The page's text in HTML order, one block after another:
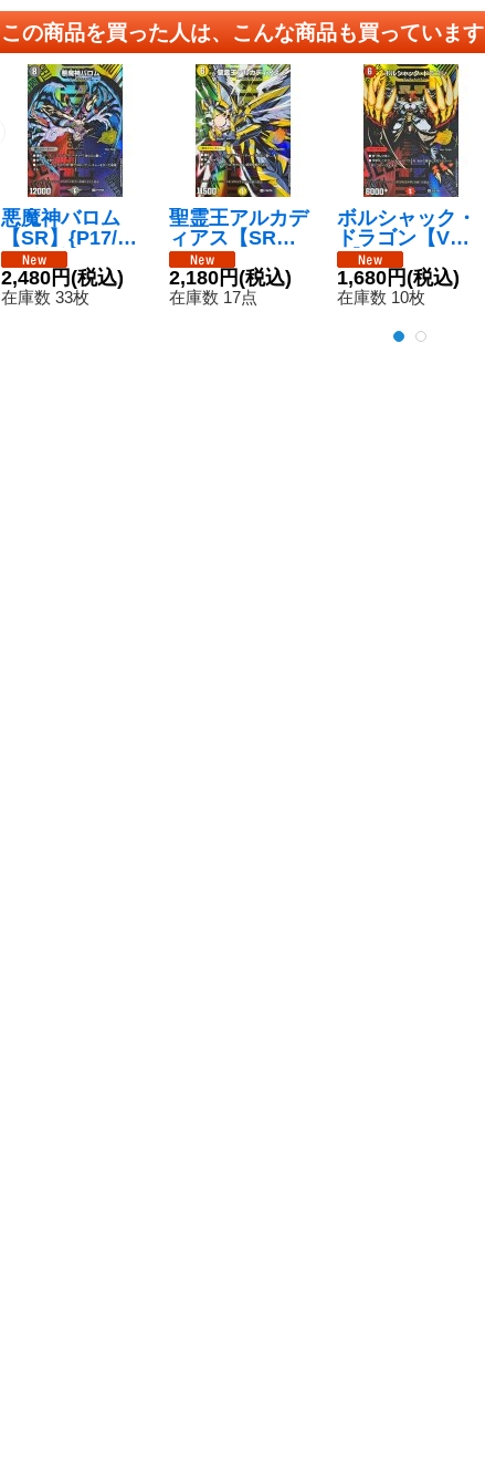
この商品を買った人は、こんな商品も買っています
悪魔神バロム
【SR】{P17/Y2
5}《闇》
2,480円(税込)
在庫数 33枚
聖霊王アルカデ
ィアス【SR】
{P16/Y25}
《光》
2,180円(税込)
在庫数 17点
ボルシャック・
ドラゴン【V
R】{P15/Y25}
《火》
1,680円(税込)
在庫数 10枚